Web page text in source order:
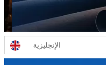
الإنجليزية